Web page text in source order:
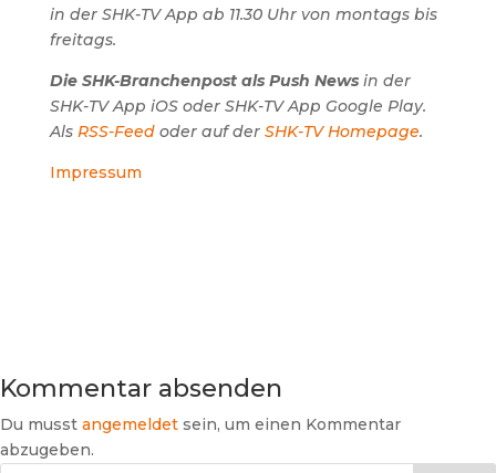
in der SHK-TV App ab 11.30 Uhr von montags bis
freitags.
Die SHK-Branchenpost als Push Newsin der
SHK-TV App iOS oder SHK-TV App Google Play.
Als RSS-Feedoder auf der SHK-TV Homepage.
Impressum
Kommentar absenden
Du musst angemeldet sein, um einen Kommentar
abzugeben.